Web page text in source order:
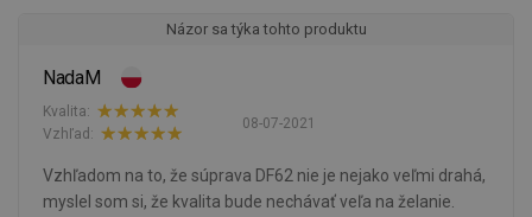
Názor sa týka tohto produktu
NadaM
08-07-2021
Kvalita:
Vzhľad:
Vzhľadom na to, že súprava DF62 nie je nejako veľmi drahá,
myslel som si, že kvalita bude nechávať veľa na želanie.